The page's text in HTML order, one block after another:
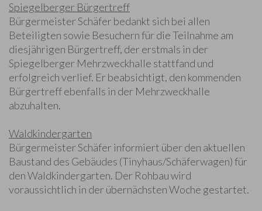
Spiegelberger Bürgertreff
Bürgermeister Schäfer bedankt sich bei allen
Beteiligten sowie Besuchern für die Teilnahme am
diesjährigen Bürgertreff, der erstmals in der
Spiegelberger Mehrzweckhalle stattfand und
erfolgreich verlief. Er beabsichtigt, den kommenden
Bürgertreff ebenfalls in der Mehrzweckhalle
abzuhalten.
Waldkindergarten
Bürgermeister Schäfer informiert über den aktuellen
Baustand des Gebäudes (Tinyhaus/Schäferwagen) für
den Waldkindergarten. Der Rohbau wird
voraussichtlich in der übernächsten Woche gestartet.